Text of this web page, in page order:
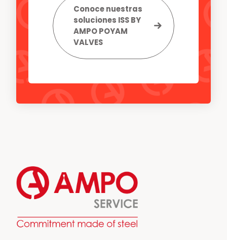
Conoce nuestras
soluciones ISS BY
AMPO POYAM
VALVES